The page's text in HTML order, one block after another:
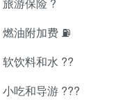
燃油附加费 ⛽
软饮料和水 ??
小吃和导游 ??‍?